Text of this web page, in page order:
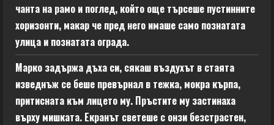
чанта на рамо и поглед, който още търсеше пустинните
хоризонти, макар че пред него имаше само познатата
улица и познатата ограда.
Марко задържа дъха си, сякаш въздухът в стаята
изведнъж се беше превърнал в тежка, мокра кърпа,
притисната към лицето му. Пръстите му застинаха
върху мишката. Екранът светеше с онзи безстрастен,